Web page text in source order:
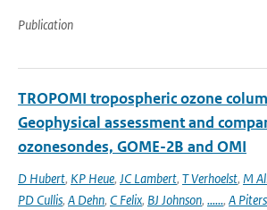
Publication
TROPOMI tropospheric ozone
Geophysical assessment and
ozonesondes, GOME-2B and OMI
D Hubert, KP Heue, JC Lambert, T Verhoelst, M
PD Cullis, A Dehn, C Felix, BJ Johnson, ......, A Piters